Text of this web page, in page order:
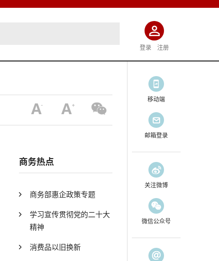
登录 注册
商务热点
商务部惠企政策专题
学习宣传贯彻党的二十大
精神
消费品以旧换新
移动端
邮箱登录
关注微博
微信公众号